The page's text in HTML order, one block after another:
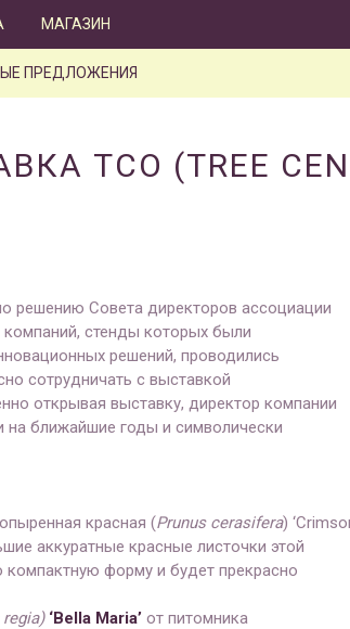
МАГАЗИН
ПРЕДЛОЖЕНИЯ
TCO (TREE
решению Совета директоров ассоциации
компаний, стенды которых были
решений, проводились
сотрудничать с выставкой
открывая выставку, директор компании
на ближайшие годы и символически
красная (Prunus cerasifera)
аккуратные красные листочки этой
форму и будет прекрасно
regia)‘Bella Maria’ от питомника